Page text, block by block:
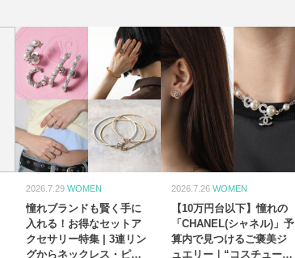
2026.7.29 WOMEN
憧れブランドも賢く手に
入れる！お得なセットア
クセサリー特集 | 3連リン
グからネックレス・ピア
2026.7.26 WOMEN
【10万円台以下】憧れの
「CHANEL(シャネル)」予
算内で見つけるご褒美ジ
ュエリー｜“コスチューム